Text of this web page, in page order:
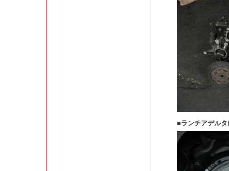
■ランチアデル